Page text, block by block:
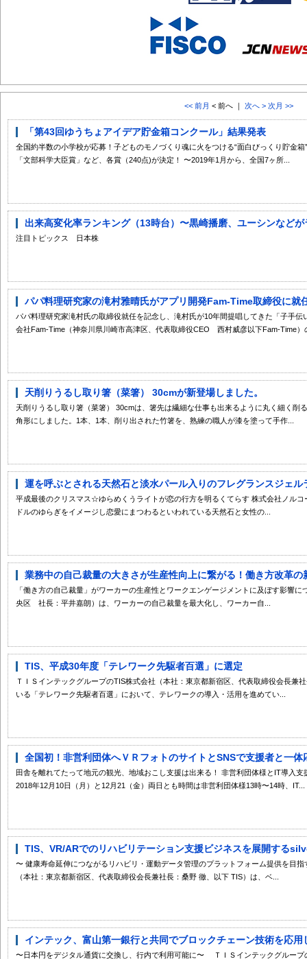
<< 前月 < 前へ ｜ 次へ > 次月 >>
「第43回ゆうちょアイデア貯金箱コンクール」結果発表
全国約半数の小学校が応募！子どものモノづくり魂に火をつける“面白びっくり貯金
「文部科学大臣賞」など、各賞（240点)が決定！ 〜2019年1月から、全国7ヶ所...
出来高変化率ランキング（13時台）〜黒崎播磨、ユーシンなど
注目トピックス 日本株
パパ料理研究家の滝村雅晴氏がアプリ開発Fam-Time取締役に就
パパ料理研究家滝村氏の取締役就任を記念し、滝村氏が10年間提唱してきた「子手
会社Fam-Time（神奈川県川崎市高津区、代表取締役CEO 西村威彦以下Fam-Time）
天削りうるし取り箸（菜箸） 30cmが新登場しました。
天削りうるし取り箸（菜箸） 30cmは、箸先は繊細な仕事も出来るように丸く細く削
角形にしました。1本、1本、削り出された竹箸を、熟練の職人が漆を塗って手作...
運を呼ぶとされる天然石と淡水パール入りのフレグランスジェル
平成最後のクリスマス☆ゆらめくうライトが恋の行方を明るくてらす 株式会社ノル
ドルのゆらぎをイメージし恋愛にまつわるといわれている天然石と女性の...
業務中の自己裁量の大きさが生産性向上に繋がる！働き方改革の
「働き方の自己裁量」がワーカーの生産性とワークエンゲージメントに及ぼす影響
央区 社長：平井嘉朗）は、ワーカーの自己裁量を最大化し、ワーカー自...
TIS、平成30年度「テレワーク先駆者百選」に選定
ＴＩＳインテックグループのTIS株式会社（本社：東京都新宿区、代表取締役会長兼
いる「テレワーク先駆者百選」において、テレワークの導入・活用を進めてい...
全国初！非営利団体へＶＲフォトのサイトとSNSで支援者と一体
田舎を離れてたって地元の観光、地域おこし支援は出来る！ 非営利団体様とIT導入
2018年12月10日（月）と12月21（金）両日とも時間は非営利団体様13時〜14時、IT...
TIS、VR/ARでのリハビリテーション支援ビジネスを展開する
〜 健康寿命延伸につながるリハビリ・運動データ管理のプラットフォーム提供を目
（本社：東京都新宿区、代表取締役会長兼社長：桑野 徹、以下 TIS）は、ベ...
インテック、富山第一銀行と共同でブロックチェーン技術を応用
〜日本円をデジタル通貨に交換し、行内で利用可能に〜 ＴＩＳインテックグループ